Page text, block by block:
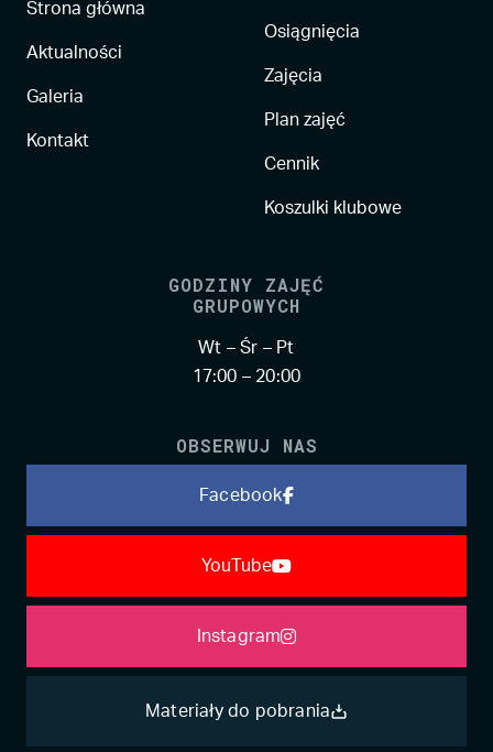
Strona główna
Aktualności
Galeria
Kontakt
Osiągnięcia
Zajęcia
Plan zajęć
Cennik
Koszulki klubowe
GODZINY ZAJĘĆ
GRUPOWYCH
Wt – Śr – Pt
17:00 – 20:00
OBSERWUJ NAS
Facebook
YouTube
Instagram
Materiały do pobrania